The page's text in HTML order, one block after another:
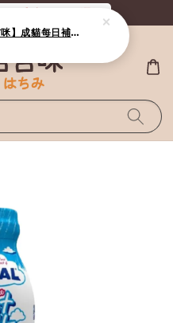
毛孩最好的選擇